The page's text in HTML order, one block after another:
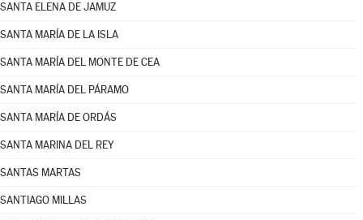
SANTA ELENA DE JAMUZ
SANTA MARÍA DE LA ISLA
SANTA MARÍA DEL MONTE DE CEA
SANTA MARÍA DEL PÁRAMO
SANTA MARÍA DE ORDÁS
SANTA MARINA DEL REY
SANTAS MARTAS
SANTIAGO MILLAS